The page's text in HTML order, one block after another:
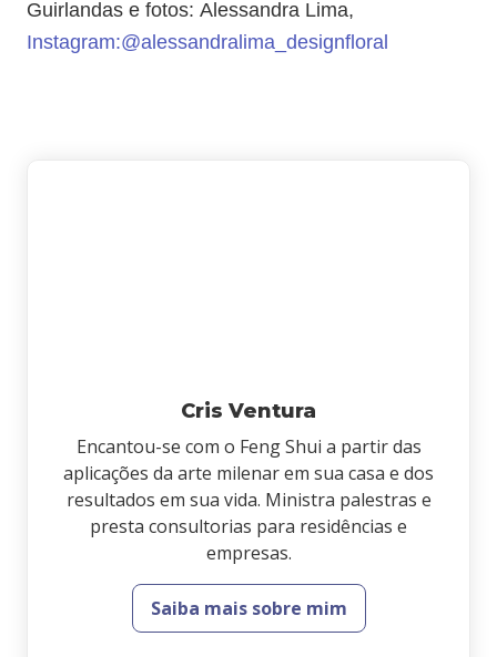
Guirlandas e fotos: Alessandra Lima,
Instagram:@alessandralima_designfloral
Cris Ventura
Encantou-se com o Feng Shui a partir das
aplicações da arte milenar em sua casa e dos
resultados em sua vida. Ministra palestras e
presta consultorias para residências e
empresas.
Saiba mais sobre mim